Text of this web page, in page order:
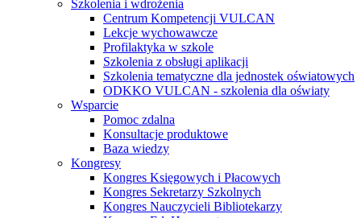
Szkolenia i wdrożenia
Centrum Kompetencji VULCAN
Lekcje wychowawcze
Profilaktyka w szkole
Szkolenia z obsługi aplikacji
Szkolenia tematyczne dla jednostek oświatowych
ODKKO VULCAN - szkolenia dla oświaty
Wsparcie
Pomoc zdalna
Konsultacje produktowe
Baza wiedzy
Kongresy
Kongres Księgowych i Płacowych
Kongres Sekretarzy Szkolnych
Kongres Nauczycieli Bibliotekarzy